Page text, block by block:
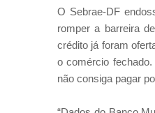
O Sebrae-DF
romper a barreira
crédito já foram
o comércio
não consiga pagar